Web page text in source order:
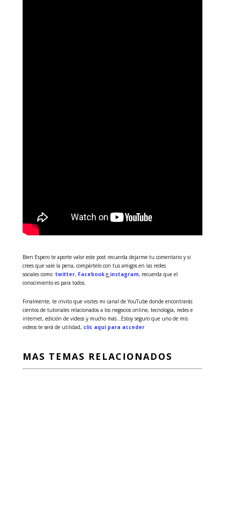
Bien Espero te aporte valor este post recuerda dejarme tu comentario y si
crees que vale la pena, compártelo con tus amigos en las redes
sociales como: twitter, Facebook e instagram, recuerda que el
conocimiento es para todos.
Finalmente, te invito que visites mi canal de YouTube donde encontrarás
cientos de tutoriales relacionados a los negocios online, tecnología, redes e
internet, edición de videos y mucho más…Estoy seguro que uno de mis
videos te será de utilidad, clic aquí para acceder
MAS TEMAS RELACIONADOS